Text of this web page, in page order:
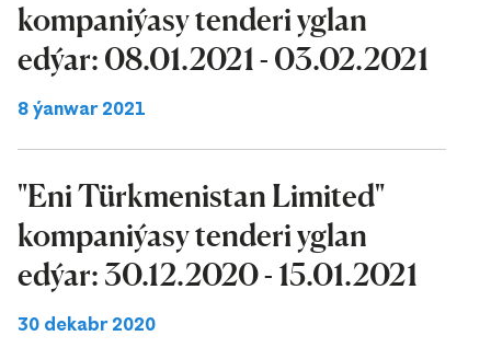
kompaniýasy tenderi yglan
edýar: 08.01.2021 - 03.02.2021
8 ýanwar 2021
"Eni Türkmenistan Limited"
kompaniýasy tenderi yglan
edýar: 30.12.2020 - 15.01.2021
30 dekabr 2020